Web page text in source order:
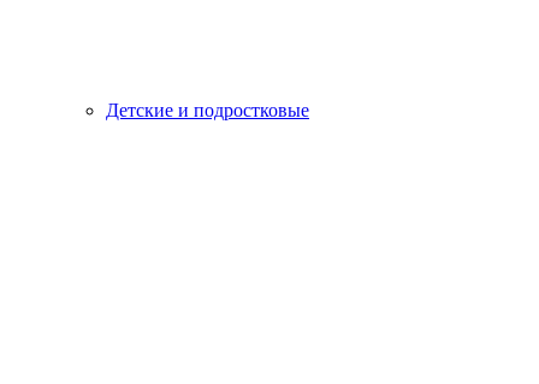
Детские и подростковые